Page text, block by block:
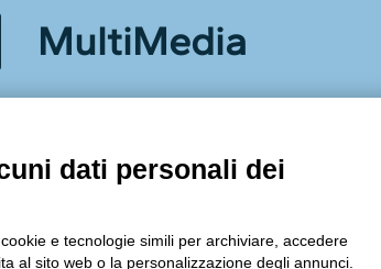
MultiMedia
a Youtube
dati personali dei
e tecnologie simili per archiviare, accedere
al sito web o la personalizzazione degli annunci.